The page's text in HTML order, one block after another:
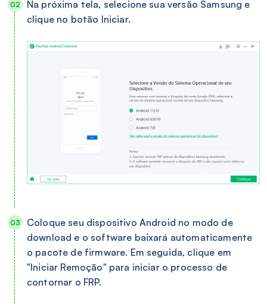
Na próxima tela, selecione sua versão Samsung e
clique no botão Iniciar.
Coloque seu dispositivo Android no modo de
download e o software baixará automaticamente
o pacote de firmware. Em seguida, clique em
"Iniciar Remoção" para iniciar o processo de
contornar o FRP.